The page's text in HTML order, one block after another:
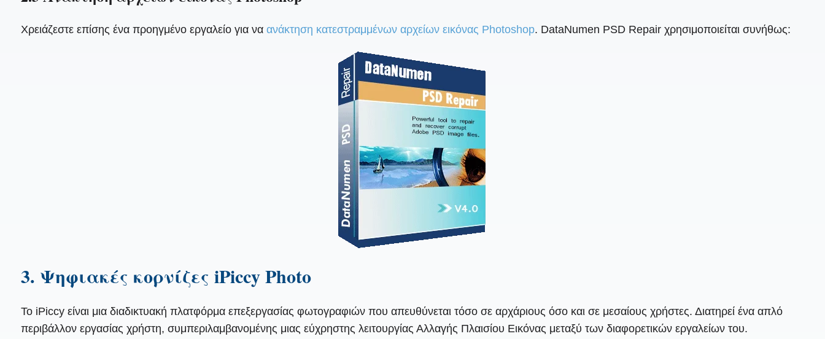
Χρειάζεστε επίσης ένα προηγμένο εργαλείο για να ανάκτηση κατεστραμμένων αρχείων εικόνας Photoshop. DataNumen PSD Repair χρησιμοποιείται συνήθως:
3. Ψηφιακές κορνίζες iPiccy Photo
Το iPiccy είναι μια διαδικτυακή πλατφόρμα επεξεργασίας φωτογραφιών που απευθύνεται τόσο σε αρχάριους όσο και σε μεσαίους χρήστες. Διατηρεί ένα απλό
περιβάλλον εργασίας χρήστη, συμπεριλαμβανομένης μιας εύχρηστης λειτουργίας Αλλαγής Πλαισίου Εικόνας μεταξύ των διαφορετικών εργαλείων του.